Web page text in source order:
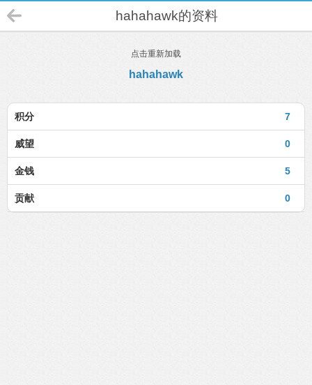
hahahawk的资料
点击重新加载
hahahawk
7
积分
0
威望
5
金钱
0
贡献